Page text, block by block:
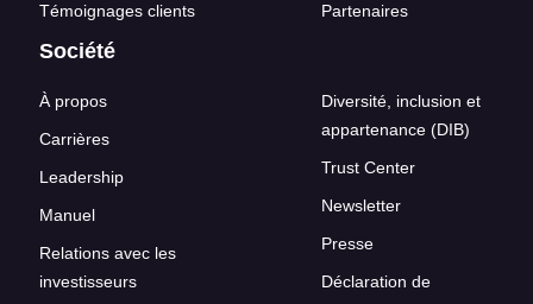
Témoignages clients
Partenaires
Société
À propos
Carrières
Leadership
Manuel
Relations avec les
investisseurs
Diversité, inclusion et
appartenance (DIB)
Trust Center
Newsletter
Presse
Déclaration de